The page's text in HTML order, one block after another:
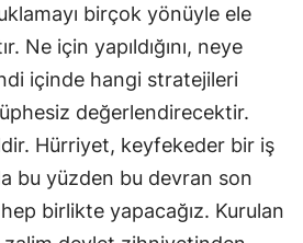
birçok yönüyle ele
Ne için yapıldığını, neye
içinde hangi stratejileri
değerlendirecektir.
Hürriyet, keyfekeder bir iş
bu yüzden bu devran son
hep birlikte yapacağız. Kurulan